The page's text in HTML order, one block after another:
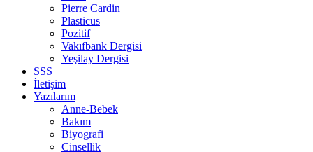
Pierre Cardin
Plasticus
Pozitif
Vakıfbank Dergisi
Yeşilay Dergisi
SSS
İletişim
Yazılarım
Anne-Bebek
Bakım
Biyografi
Cinsellik